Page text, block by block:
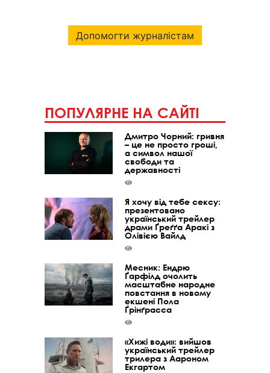
Допомогти журналістам
ПОПУЛЯРНЕ НА САЙТІ
Дмитро Чорний: гривня
– це не просто гроші,
а символ нашої
свободи та
державності
Я хочу від тебе сексу:
презентовано
український трейлер
драми Ґреґґа Аракі з
Олівією Вайлд
Месник: Ендрю
Ґарфілд очолить
масштабне народне
повстання в новому
екшені Пола
Ґрінґрасса
«Хижі води»: вийшов
український трейлер
трилера з Аароном
Екгартом